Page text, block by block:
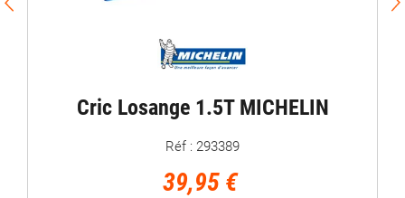
Cric Losange 1.5T MICHELIN
Réf : 293389
39,95 €